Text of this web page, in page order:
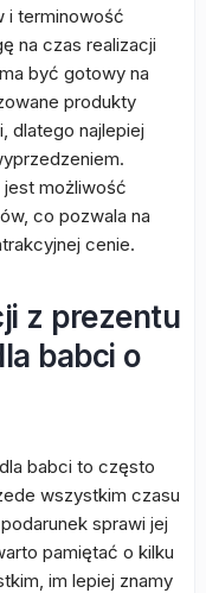
i terminowość
na czas realizacji
być gotowy na
produkty
dlatego najlepiej
jest możliwość
co pozwala na
cenie.
z prezentu
babci o
babci to często
wszystkim czasu
sprawi jej
pamiętać o kilku
im lepiej znamy